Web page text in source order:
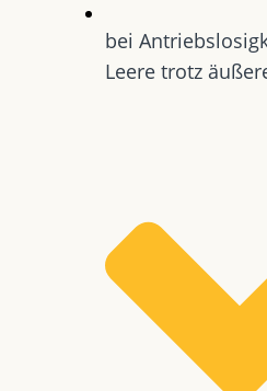
bei
Leere trotz